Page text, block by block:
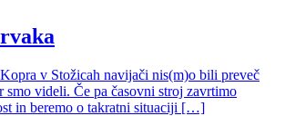
v Stožicah navijači nis(m)o bili preveč
smo videli. Če pa časovni stroj zavrtimo
in beremo o takratni situaciji […]